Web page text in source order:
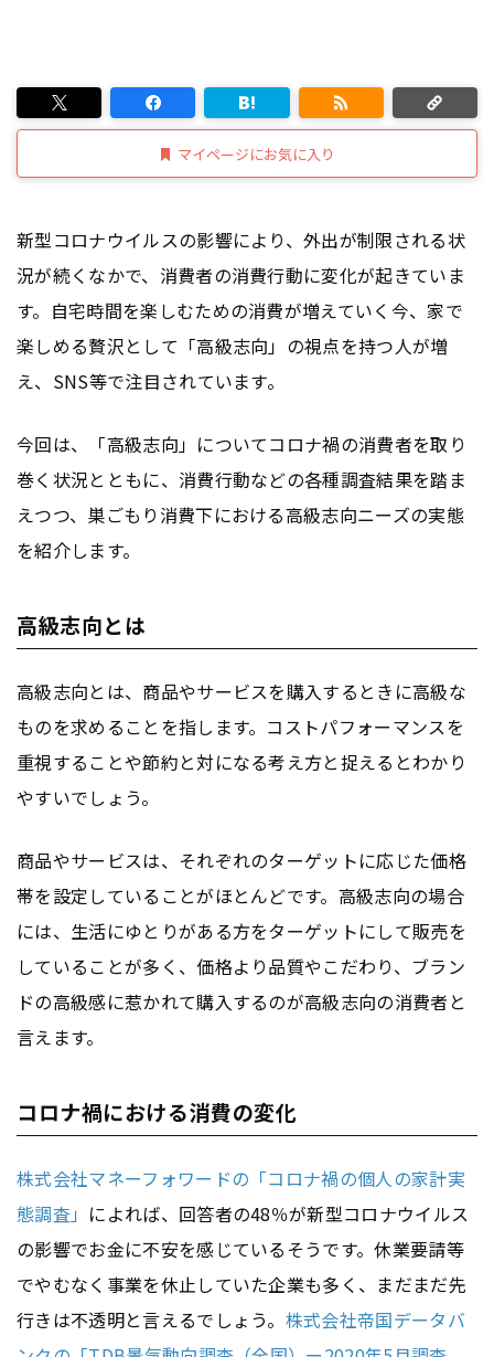
マイページにお気に入り
新型コロナウイルスの影響により、外出が制限される状
況が続くなかで、消費者の消費行動に変化が起きていま
す。自宅時間を楽しむための消費が増えていく今、家で
楽しめる贅沢として「高級志向」の視点を持つ人が増
え、SNS等で注目されています。
今回は、「高級志向」についてコロナ禍の消費者を取り
巻く状況とともに、消費行動などの各種調査結果を踏ま
えつつ、巣ごもり消費下における高級志向ニーズの実態
を紹介します。
高級志向とは
高級志向とは、商品やサービスを購入するときに高級な
ものを求めることを指します。コストパフォーマンスを
重視することや節約と対になる考え方と捉えるとわかり
やすいでしょう。
商品やサービスは、それぞれのターゲットに応じた価格
帯を設定していることがほとんどです。高級志向の場合
には、生活にゆとりがある方をターゲットにして販売を
していることが多く、価格より品質やこだわり、ブラン
ドの高級感に惹かれて購入するのが高級志向の消費者と
言えます。
コロナ禍における消費の変化
株式会社マネーフォワードの「コロナ禍の個人の家計実
態調査」 によれば、回答者の48％が新型コロナウイルス
の影響でお金に不安を感じているそうです。休業要請等
でやむなく事業を休止していた企業も多く、まだまだ先
行きは不透明と言えるでしょう。 株式会社帝国データバ